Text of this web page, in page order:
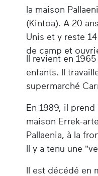
la maison
(Kintoa). A 20
Unis et y reste
de camp et
Il revient en
enfants. Il
supermarché
En 1989, il
maison Errek-
Pallaenia, à la
Il y a tenu une
Il est décédé en